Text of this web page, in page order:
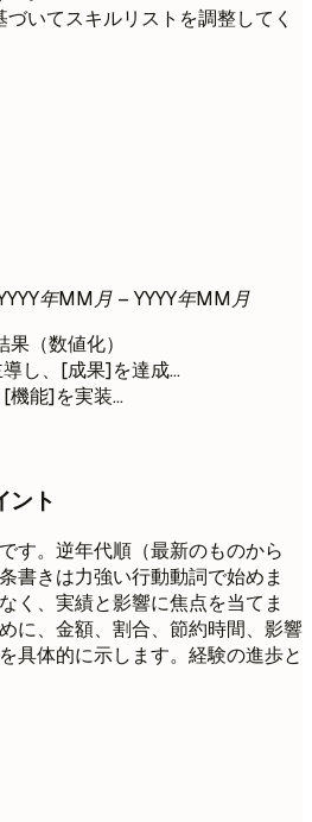
いてスキルリストを調整してく
年MM月 – YYYY年MM月
（数値化）
し、[成果]を達成...
機能]を実装...
ント
す。逆年代順（最新のものから
書きは力強い行動動詞で始めま
く、実績と影響に焦点を当てま
に、金額、割合、節約時間、影響
具体的に示します。経験の進歩と